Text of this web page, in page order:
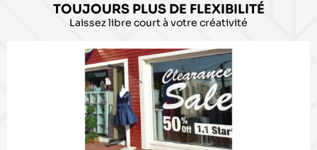
TOUJOURS PLUS DE FLEXIBILITÉ
Laissez libre court à votre créativité